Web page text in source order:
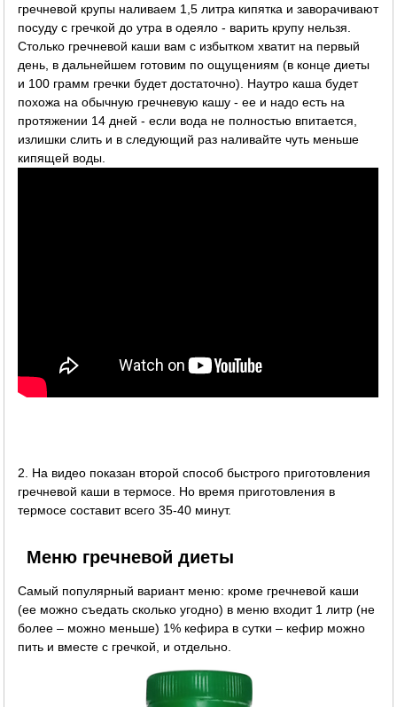
гречневой крупы наливаем 1,5 литра кипятка и заворачивают
посуду с гречкой до утра в одеяло - варить крупу нельзя.
Столько гречневой каши вам с избытком хватит на первый
день, в дальнейшем готовим по ощущениям (в конце диеты
и 100 грамм гречки будет достаточно). Наутро каша будет
похожа на обычную гречневую кашу - ее и надо есть на
протяжении 14 дней - если вода не полностью впитается,
излишки слить и в следующий раз наливайте чуть меньше
кипящей воды.
2. На видео показан второй способ быстрого приготовления
гречневой каши в термосе. Но время приготовления в
термосе составит всего 35-40 минут.
Меню гречневой диеты
Самый популярный вариант меню: кроме гречневой каши
(ее можно съедать сколько угодно) в меню входит 1 литр (не
более – можно меньше) 1% кефира в сутки – кефир можно
пить и вместе с гречкой, и отдельно.